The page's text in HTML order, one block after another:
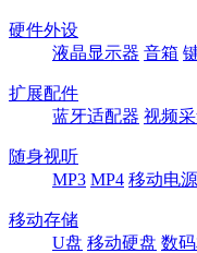
硬件外设
液晶显示器 音箱
扩展配件
蓝牙适配器 视频
随身视听
MP3 MP4 移动电源
移动存储
U盘 移动硬盘 数